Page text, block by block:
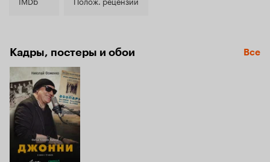
Кадры, постеры и обои Все